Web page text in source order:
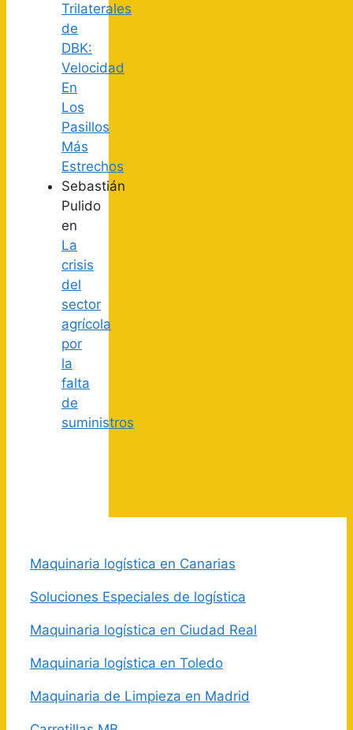
Trilaterales
de
DBK:
Velocidad
En
Los
Pasillos
Más
Estrechos
Sebastián
Pulido
en
La
crisis
del
sector
agrícola
por
la
falta
de
suministros
Maquinaria logística en Canarias
Soluciones Especiales de logística
Maquinaria logística en Ciudad Real
Maquinaria logística en Toledo
Maquinaria de Limpieza en Madrid